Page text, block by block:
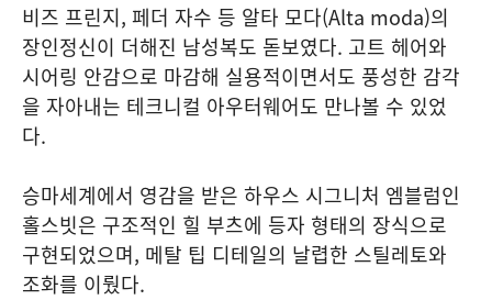
비즈 프린지, 페더 자수 등 알타 모다(Alta moda)의
장인정신이 더해진 남성복도 돋보였다. 고트 헤어와
시어링 안감으로 마감해 실용적이면서도 풍성한 감각
을 자아내는 테크니컬 아우터웨어도 만나볼 수 있었
다.
승마세계에서 영감을 받은 하우스 시그니처 엠블럼인
홀스빗은 구조적인 힐 부츠에 등자 형태의 장식으로
구현되었으며, 메탈 팁 디테일의 날렵한 스틸레토와
조화를 이뤘다.